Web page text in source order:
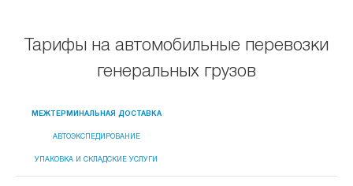
Тарифы на автомобильные перевозки
генеральных грузов
МЕЖТЕРМИНАЛЬНАЯ ДОСТАВКА
АВТОЭКСПЕДИРОВАНИЕ
УПАКОВКА И СКЛАДСКИЕ УСЛУГИ